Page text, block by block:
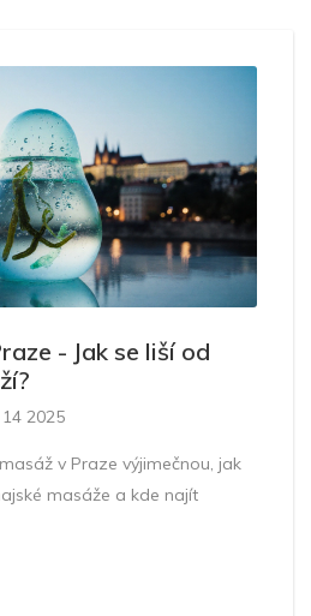
- Jak se liší od
14 2025
v Praze výjimečnou, jak
masáže a kde najít